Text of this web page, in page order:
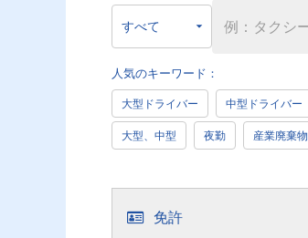
人気のキーワード：
大型ドライバー 中型ドライバー
大型、中型 夜勤 産業廃棄物
免許